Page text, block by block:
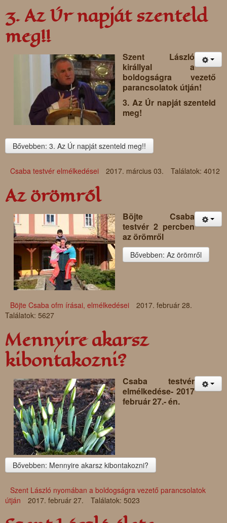
3. Az Úr napját szenteld
meg!!
Szent László
királlyal a
boldogságra vezető
parancsolatok útján!
3. Az Úr napját szenteld
meg!
Bővebben: 3. Az Úr napját szenteld meg!!
Csaba testvér elmélkedései 2017. március 03. Találatok: 4012
Az örömről
Böjte Csaba
testvér 2 percben
az örömről
Bővebben: Az örömről
Böjte Csaba ofm írásai, elmélkedései
2017. február 28.
Találatok: 5627
Mennyire akarsz
kibontakozni?
Csaba testvér
elmélkedése- 2017
február 27.- én.
Bővebben: Mennyire akarsz kibontakozni?
Szent László nyomában a boldogságra vezető parancsolatok
útján
2017. február 27. Találatok: 5023